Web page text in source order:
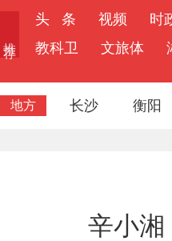
头 条 视频 时
教科卫
文旅体
地方 长沙 衡阳
辛小湘